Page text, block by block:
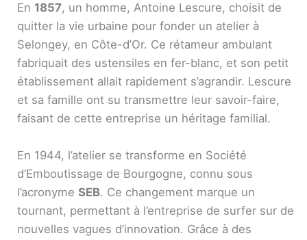
En 1857, un homme, Antoine Lescure, choisit de
quitter la vie urbaine pour fonder un atelier à
Selongey, en Côte-d’Or. Ce rétameur ambulant
fabriquait des ustensiles en fer-blanc, et son petit
établissement allait rapidement s’agrandir. Lescure
et sa famille ont su transmettre leur savoir-faire,
faisant de cette entreprise un héritage familial.
En 1944, l’atelier se transforme en Société
d’Emboutissage de Bourgogne, connu sous
l’acronyme SEB. Ce changement marque un
tournant, permettant à l’entreprise de surfer sur de
nouvelles vagues d’innovation. Grâce à des